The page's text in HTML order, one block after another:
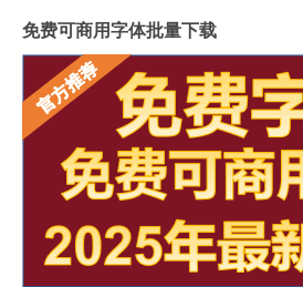
免费可商用字体批量下载